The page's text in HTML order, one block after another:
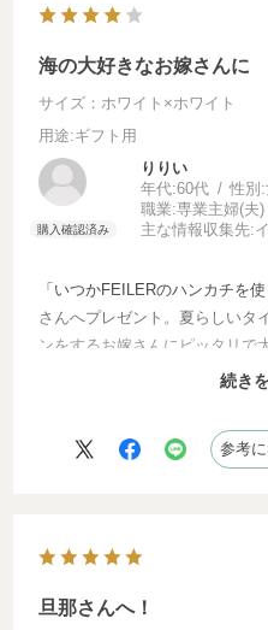
海の大好きなお嫁さんに
サイズ：ホワイト×ホワイト
用途:ギフト用
りりい
年代:60代 性別:
職業:専業主婦(夫)
主な情報収集先:
「いつかFEILERのハンカチを
さんへプレゼント。夏らしいタ
ンをするお嫁さんにピッタリで
FEILERのハンカチをプレゼン
続き
参考
旦那さんへ！